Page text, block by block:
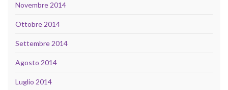
Novembre 2014
Ottobre 2014
Settembre 2014
Agosto 2014
Luglio 2014